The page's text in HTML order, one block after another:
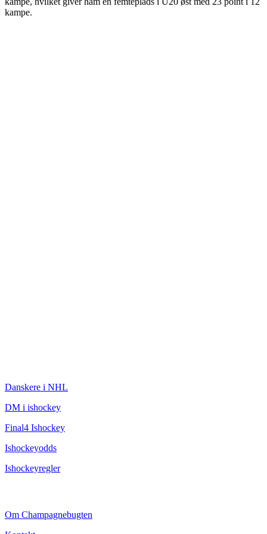
kampe.
Danskere i NHL
DM i ishockey
Final4 Ishockey
Ishockeyodds
Ishockeyregler
Om Champagnebugten